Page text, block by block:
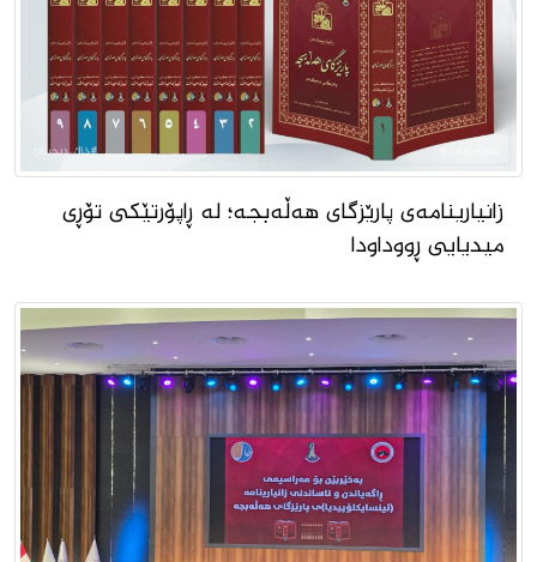
زانیارینامەى پارێزگاى هەڵەبجە؛ لە ڕاپۆرتێکى تۆڕى
میدیایى ڕووداودا